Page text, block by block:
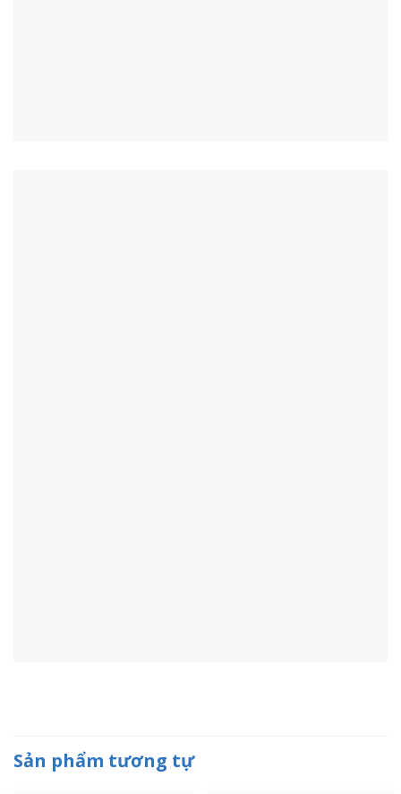
Sản phẩm tương tự